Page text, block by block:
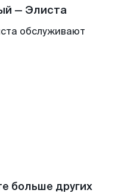
— Элиста
обслуживают
больше других